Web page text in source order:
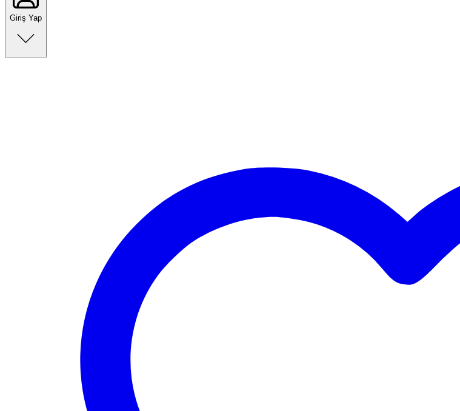
Giriş Yap